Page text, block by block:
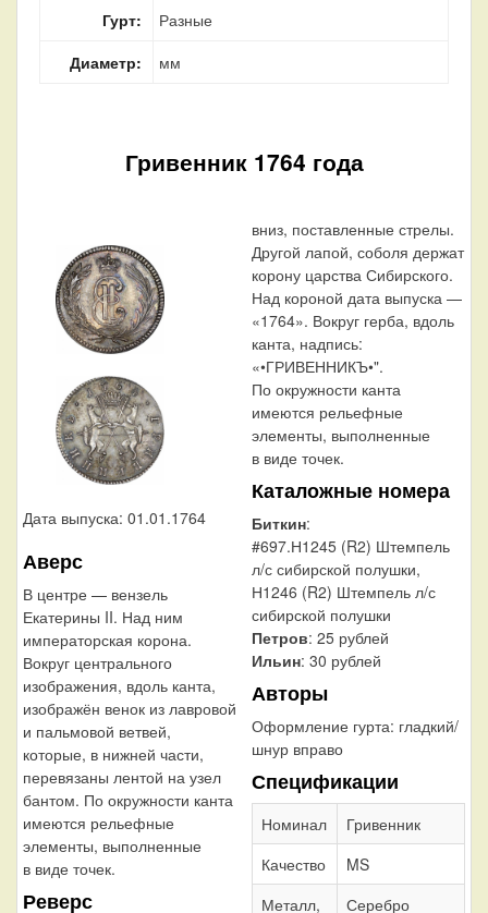
Гурт:
Разные
Диаметр:
мм
Гривенник 1764 года
Дата выпуска: 01.01.1764
Аверс
В центре — вензель
Екатерины II. Над ним
императорская корона.
Вокруг центрального
изображения, вдоль канта,
изображён венок из лавровой
и пальмовой ветвей,
которые, в нижней части,
перевязаны лентой на узел
бантом. По окружности канта
имеются рельефные
элементы, выполненные
в виде точек.
Реверс
вниз, поставленные стрелы.
Другой лапой, соболя держат
корону царства Сибирского.
Над короной дата выпуска —
«1764». Вокруг герба, вдоль
канта, надпись:
«•ГРИВЕННИКЪ•".
По окружности канта
имеются рельефные
элементы, выполненные
в виде точек.
Каталожные номера
Биткин:
#697.Н1245 (R2) Штемпель
л/с сибирской полушки,
Н1246 (R2) Штемпель л/с
сибирской полушки
Петров: 25 рублей
Ильин: 30 рублей
Авторы
Оформление гурта: гладкий/
шнур вправо
Спецификации
Номинал
Гривенник
Качество
MS
Металл,
Серебро